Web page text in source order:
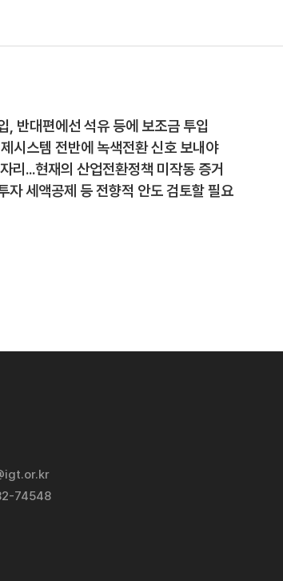
, 반대편에선 석유 등에 보조금 투입
시스템 전반에 녹색전환 신호 보내야
리...현재의 산업전환정책 미작동 증거
자 세액공제 등 전향적 안도 검토할 필요
74548